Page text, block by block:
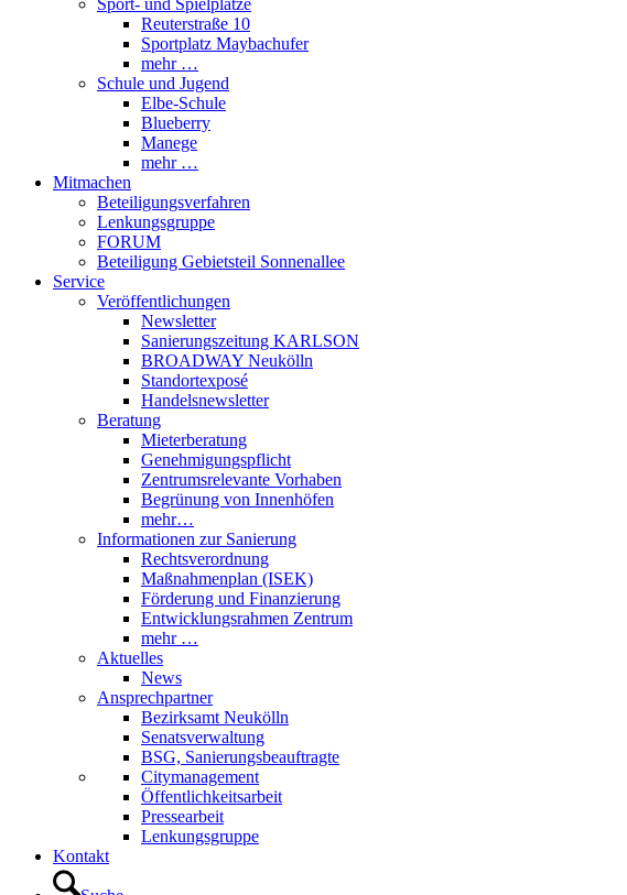
Sport- und Spielplätze
Reuterstraße 10
Sportplatz Maybachufer
mehr …
Schule und Jugend
Elbe-Schule
Blueberry
Manege
mehr …
Mitmachen
Beteiligungsverfahren
Lenkungsgruppe
FORUM
Beteiligung Gebietsteil Sonnenallee
Service
Veröffentlichungen
Newsletter
Sanierungszeitung KARLSON
BROADWAY Neukölln
Standortexposé
Handelsnewsletter
Beratung
Mieterberatung
Genehmigungspflicht
Zentrumsrelevante Vorhaben
Begrünung von Innenhöfen
mehr…
Informationen zur Sanierung
Rechtsverordnung
Maßnahmenplan (ISEK)
Förderung und Finanzierung
Entwicklungsrahmen Zentrum
mehr …
Aktuelles
News
Ansprechpartner
Bezirksamt Neukölln
Senatsverwaltung
BSG, Sanierungsbeauftragte
Citymanagement
Öffentlichkeitsarbeit
Pressearbeit
Lenkungsgruppe
Kontakt